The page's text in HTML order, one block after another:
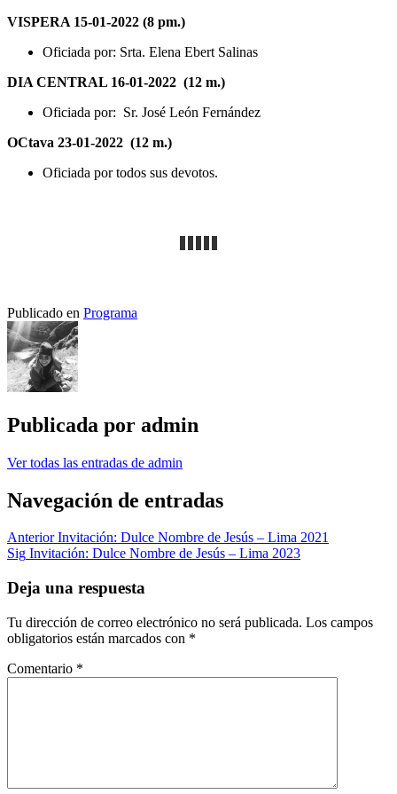
VISPERA 15-01-2022 (8 pm.)
Oficiada por: Srta. Elena Ebert Salinas
DIA CENTRAL 16-01-2022 (12 m.)
Oficiada por: Sr. José León Fernández
OCtava 23-01-2022 (12 m.)
Oficiada por todos sus devotos.
Publicado en Programa
Publicada por admin
Ver todas las entradas de admin
Navegación de entradas
Anterior Invitación: Dulce Nombre de Jesús – Lima 2021
Sig Invitación: Dulce Nombre de Jesús – Lima 2023
Deja una respuesta
Tu dirección de correo electrónico no será publicada. Los campos
obligatorios están marcados con *
Comentario *